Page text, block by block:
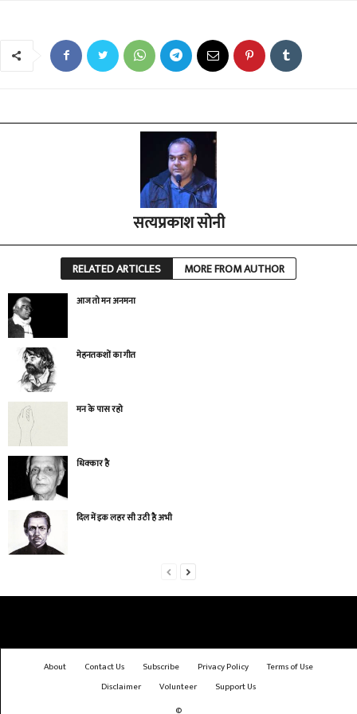
सत्यप्रकाश सोनी
RELATED ARTICLES MORE FROM AUTHOR
आज तो मन अनमना
मेहनतकशों का गीत
मन के पास रहो
धिक्कार है
दिल में इक लहर सी उठी है अभी
About Contact Us Subscribe Privacy Policy
Terms of Use
Disclaimer
Volunteer
Support Us
©